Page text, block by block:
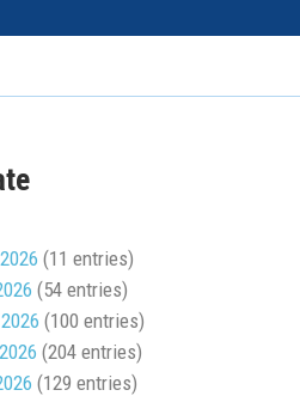
(11 entries)
(54 entries)
(100 entries)
(204 entries)
(129 entries)